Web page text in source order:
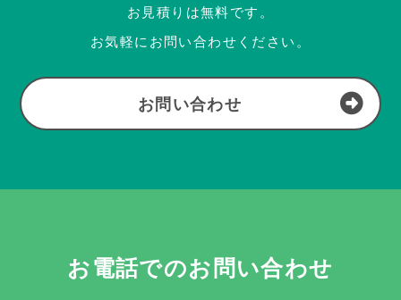
お見積りは無料です。
お気軽にお問い合わせください。
お問い合わせ
お電話でのお問い合わせ